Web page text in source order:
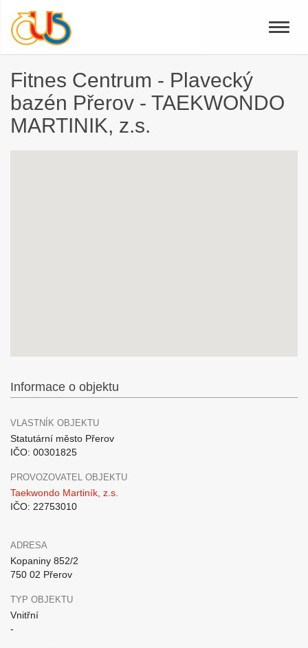
Toggle
Fitnes Centrum - Plavecký
bazén Přerov - TAEKWONDO
MARTINIK, z.s.
Informace o objektu
VLASTNÍK OBJEKTU
Statutární město Přerov
IČO: 00301825
PROVOZOVATEL OBJEKTU
Taekwondo Martiník, z.s.
IČO: 22753010
ADRESA
Kopaniny 852/2
750 02 Přerov
TYP OBJEKTU
Vnitřní
-